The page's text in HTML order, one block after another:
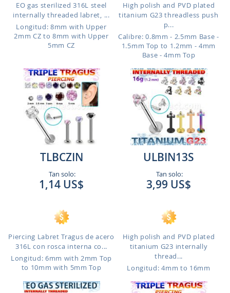
EO gas sterilized 316L steel
internally threaded labret, ...
Longitud: 8mm with Upper
2mm CZ to 8mm with Upper
5mm CZ
High polish and PVD plated
titanium G23 threadless push
p...
Calibre: 0.8mm - 2.5mm Base -
1.5mm Top to 1.2mm - 4mm
Base - 4mm Top
TLBCZIN
Tan solo:
1,14 US$
Piercing Labret Tragus de acero
316L con rosca interna co...
Longitud: 6mm with 2mm Top
to 10mm with 5mm Top
ULBIN13S
Tan solo:
3,99 US$
High polish and PVD plated
titanium G23 internally
thread...
Longitud: 4mm to 16mm